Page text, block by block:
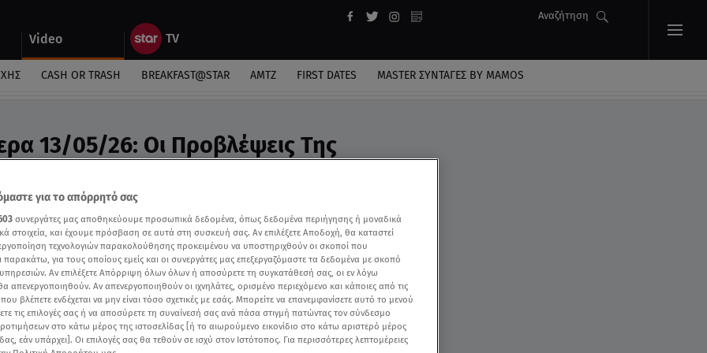
Video
Αναζήτηση
CASH OR TRASH BREAKFAST@STAR ΑΜΤΖ FIRST DATES MASTER ΣΥΝΤΑΓΈΣ BY MAMOS
13/05/26: Οι Προβλέψεις Της
- Video
της Άσης Μπήλιου στο Breakfast@Star
για το απόρρητό σας
συνεργάτες μας αποθηκεύουμε προσωπικά δεδομένα, όπως δεδομένα περιήγησης ή μοναδικά
στοιχεία, και έχουμε πρόσβαση σε αυτά στη συσκευή σας. Αν επιλέξετε Αποδοχή, θα καταστεί
τεχνολογιών παρακολούθησης προκειμένου να υποστηριχθούν οι σκοποί που
παρακάτω, για τους οποίους εμείς και οι συνεργάτες μας επεξεργαζόμαστε τα δεδομένα με σκοπό
Αν επιλέξετε Απόρριψη όλων όλων ή αποσύρετε τη συγκατάθεσή σας, οι εν λόγω
απενεργοποιηθούν. Αν απενεργοποιηθούν οι ιχνηλάτες, ορισμένο περιεχόμενο και κάποιες από τις
βλέπετε ενδέχεται να μην είναι τόσο σχετικές με εσάς. Μπορείτε να επανεμφανίσετε αυτό το μενού
τις επιλογές σας ή να αποσύρετε τη συναίνεσή σας ανά πάσα στιγμή πατώντας τον σύνδεσμο
στο κάτω μέρος της ιστοσελίδας [ή το αιωρούμενο εικονίδιο στο κάτω αριστερό μέρος
εάν υπάρχει]. Οι επιλογές σας θα τεθούν σε ισχύ στον Ιστότοπος. Για περισσότερες λεπτομέρειες